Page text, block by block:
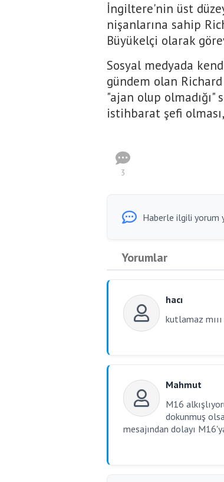
İngiltere'nin üst
nişanlarına sahip
Büyükelçi olarak
Sosyal medyada
gündem olan
"ajan olup olmadığı"
istihbarat şefi
3
Haberle ilgili yorum
Yorumlar
hacı
kutlamaz
Mahmut
M16
dokunmuş
mesajından dolayı